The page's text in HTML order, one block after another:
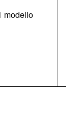
modello